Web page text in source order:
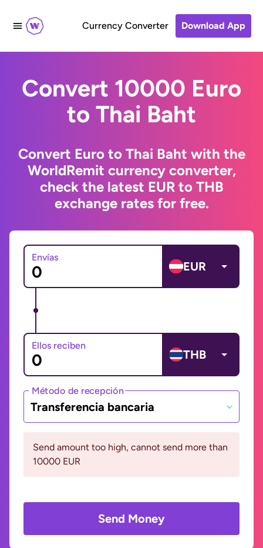
Currency Converter Download App
Convert 10000 Euro
to Thai Baht
Convert Euro to Thai Baht with the
WorldRemit currency converter,
check the latest EUR to THB
exchange rates for free.
Envías
EUR
Ellos reciben
THB
Método de recepción
Transferencia bancaria
Send amount too high, cannot send more than
10000 EUR
Send Money